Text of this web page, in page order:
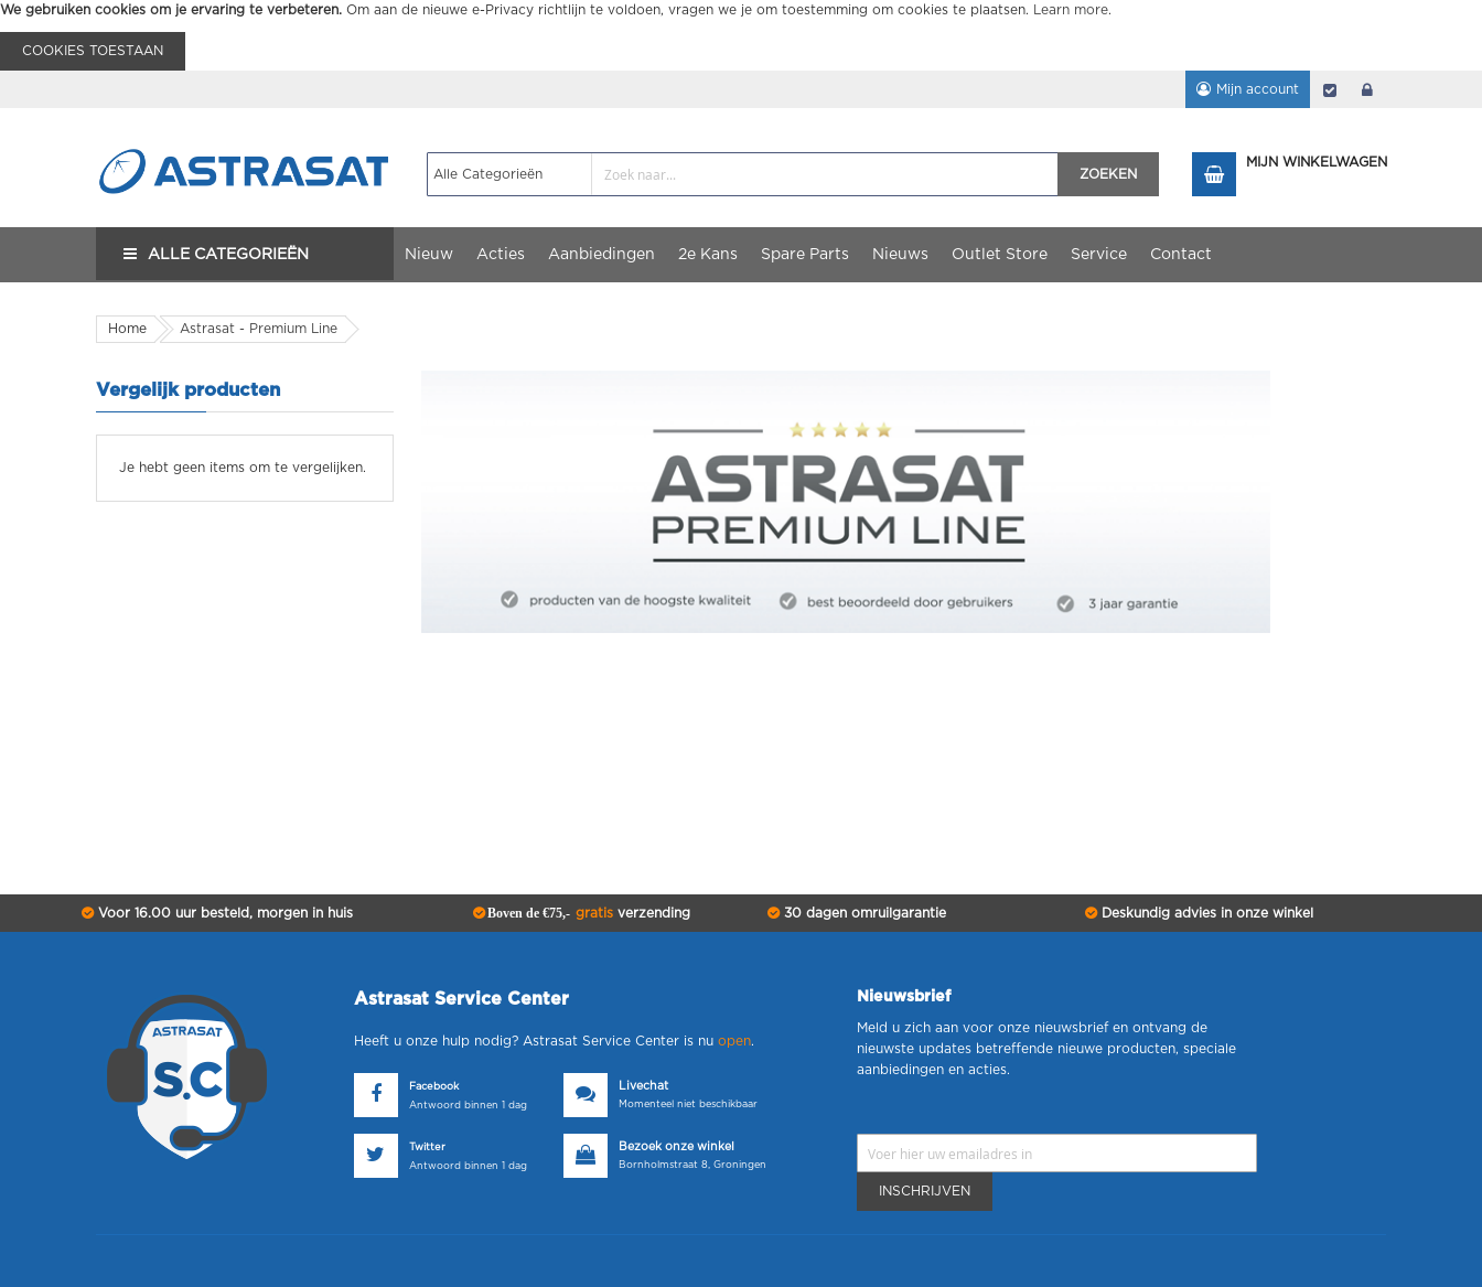
We gebruiken cookies om je ervaring te verbeteren. Om aan de nieuwe e-Privacy richtlijn te voldoen, vragen we je om toestemming om cookies te plaatsen. Learn more.
COOKIES TOESTAAN
Mijn account Afrekenen
ZOEKEN
MIJN WINKELWAGEN
ALLE CATEGORIEËN Nieuw Acties Aanbiedingen 2e Kans Spare Parts Nieuws Outlet Store Service Contact
Home Astrasat - Premium Line
Vergelijk producten
Je hebt geen items om te vergelijken.
Voor 16.00 uur besteld, morgen in huis Boven de €75,- gratisverzending 30 dagen omruilgarantie Deskundig advies in onze winkel
Astrasat Service Center
Heeft u onze hulp nodig? Astrasat Service Center is nu open.
Facebook
Antwoord binnen 1 dag
Livechat
Momenteel niet beschikbaar
Twitter
Antwoord binnen 1 dag
Bezoek onze winkel
Bornholmstraat 8, Groningen
Nieuwsbrief
Meld u zich aan voor onze nieuwsbrief en ontvang de
nieuwste updates betreffende nieuwe producten, speciale
aanbiedingen en acties.
INSCHRIJVEN